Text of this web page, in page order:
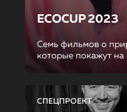
ECOCUP 2023
Семь фильмов о
которые покажут
СПЕЦПРОЕКТ